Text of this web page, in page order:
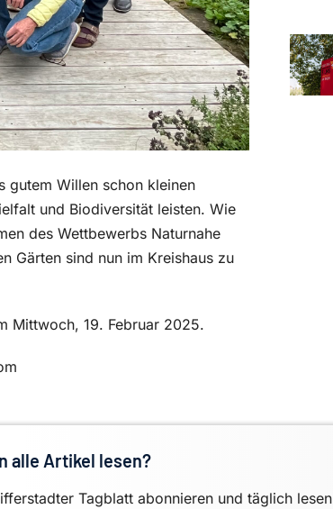
gutem Willen schon kleinen
und Biodiversität leisten. Wie
des Wettbewerbs Naturnahe
Gärten sind nun im Kreishaus zu
Mittwoch, 19. Februar 2025.
alle Artikel lesen?
Tagblatt abonnieren und täglich lesen